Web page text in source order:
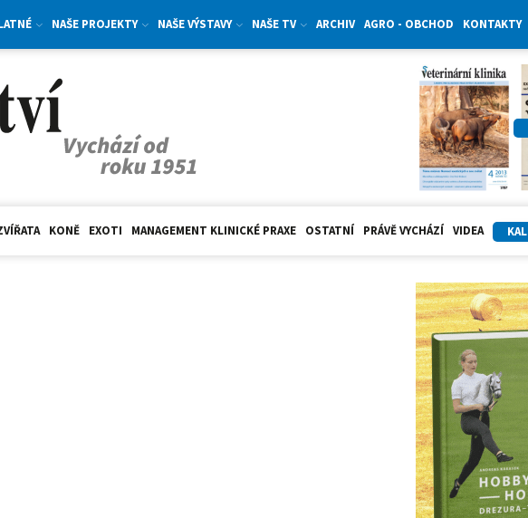
NAŠE PROJEKTY NAŠE VÝSTAVY NAŠE TV ARCHIV AGRO - OBCHOD KONTAKTY
KONĚ EXOTI MANAGEMENT KLINICKÉ PRAXE OSTATNÍ PRÁVĚ VYCHÁZÍ VIDEA